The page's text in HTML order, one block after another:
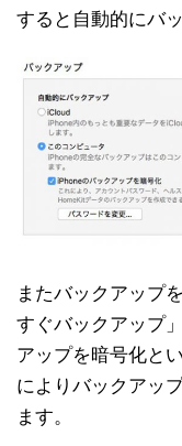
すると自動的にバ
またバックアップ
すぐバックアップ
アップを暗号化と
によりバックアッ
ます。